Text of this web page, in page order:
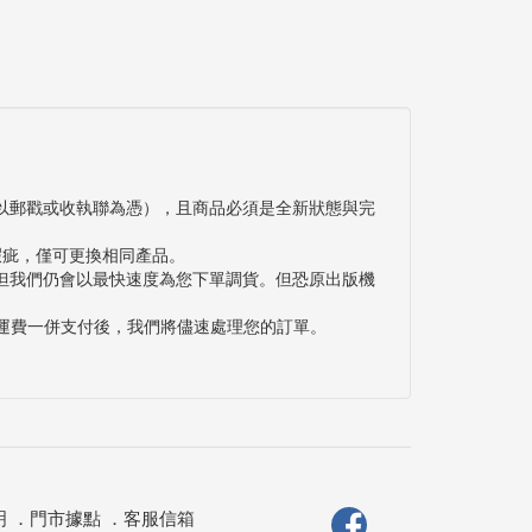
戳或收執聯為憑），且商品必須是全新狀態與完
，僅可更換相同產品。
們仍會以最快速度為您下單調貨。但恐原出版機
一併支付後，我們將儘速處理您的訂單。
． 門市據點． 客服信箱